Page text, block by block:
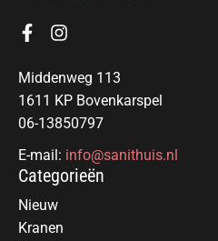
Middenweg 113
1611 KP Bovenkarspel
06-13850797
E-mail: info@sanithuis.nl
Categorieën
Nieuw
Kranen